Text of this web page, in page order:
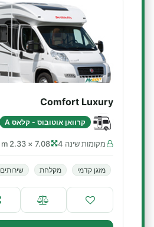
Comfort Luxury
קרוואן אוטובוס - קלאס A
מקומות שינה 4 7.08 × 2.33 m
מזגן קדמי מקלחת שירותים